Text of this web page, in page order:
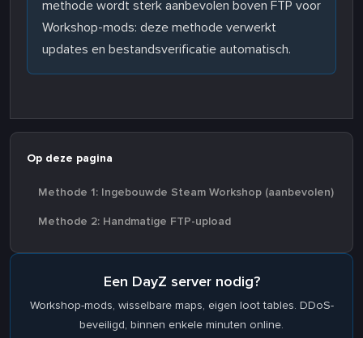
methode wordt sterk aanbevolen boven FTP voor
Workshop-mods: deze methode verwerkt
updates en bestandsverificatie automatisch.
Op deze pagina
Methode 1: Ingebouwde Steam Workshop (aanbevolen)
Methode 2: Handmatige FTP-upload
Een DayZ server nodig?
Workshop-mods, wisselbare maps, eigen loot tables. DDoS-
beveiligd, binnen enkele minuten online.